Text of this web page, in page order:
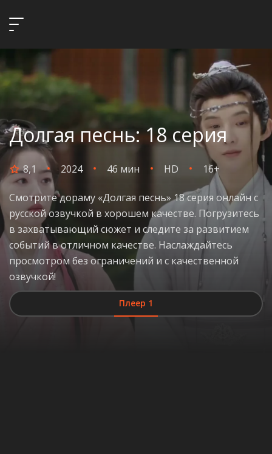
Долгая песнь: 18 серия
8,1 2024 46 мин HD 16+
Смотрите дораму «Долгая песнь» 18 серия онлайн с
русской озвучкой в хорошем качестве. Погрузитесь
в захватывающий сюжет и следите за развитием
событий в отличном качестве. Наслаждайтесь
просмотром без ограничений и с качественной
озвучкой!
Плеер 1